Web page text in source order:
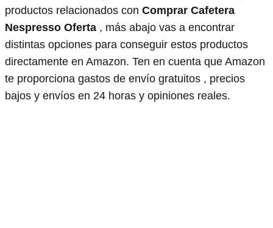
productos relacionados con Comprar Cafetera
Nespresso Oferta , más abajo vas a encontrar
distintas opciones para conseguir estos productos
directamente en Amazon. Ten en cuenta que Amazon
te proporciona gastos de envío gratuitos , precios
bajos y envíos en 24 horas y opiniones reales.